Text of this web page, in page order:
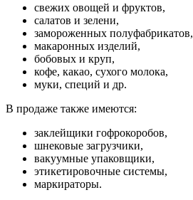
свежих овощей и фруктов,
салатов и зелени,
замороженных полуфабрикатов,
макаронных изделий,
бобовых и круп,
кофе, какао, сухого молока,
муки, специй и др.
В продаже также имеются:
заклейщики гофрокоробов,
шнековые загрузчики,
вакуумные упаковщики,
этикетировочные системы,
маркираторы.